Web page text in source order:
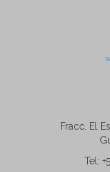
Fracc. El
Tel: